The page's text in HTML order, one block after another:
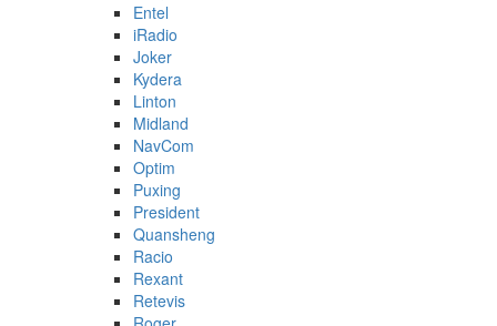
Entel
iRadio
Joker
Kydera
Linton
Midland
NavCom
Optim
Puxing
President
Quansheng
Racio
Rexant
Retevis